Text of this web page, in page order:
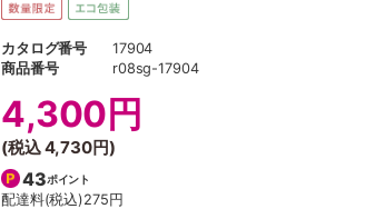
カタログ番号
17904
商品番号
r08sg-17904
4,300円
(税込4,730円)
43ポイント
配達料(税込)275円